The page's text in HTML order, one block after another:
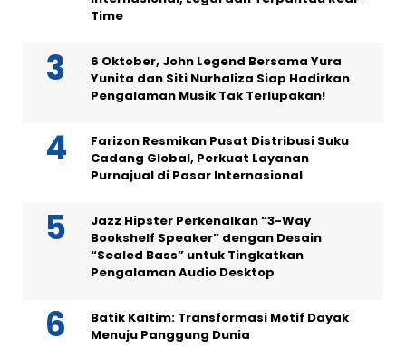
Time
6 Oktober, John Legend Bersama Yura
Yunita dan Siti Nurhaliza Siap Hadirkan
Pengalaman Musik Tak Terlupakan!
Farizon Resmikan Pusat Distribusi Suku
Cadang Global, Perkuat Layanan
Purnajual di Pasar Internasional
Jazz Hipster Perkenalkan “3-Way
Bookshelf Speaker” dengan Desain
“Sealed Bass” untuk Tingkatkan
Pengalaman Audio Desktop
Batik Kaltim: Transformasi Motif Dayak
Menuju Panggung Dunia